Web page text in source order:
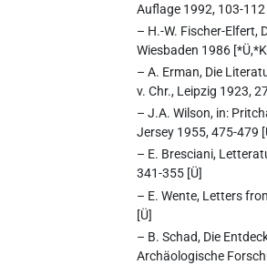
Auflage 1992, 103-112
– H.-W. Fischer-Elfert,
Wiesbaden 1986
– A. Erman, Die
v. Chr., Leipzig 1923,
– J.A. Wilson, in:
Jersey 1955, 475-479
– E. Bresciani,
341-355 [Ü]
– E. Wente, Letters
[Ü]
– B. Schad, Die
Archäologische